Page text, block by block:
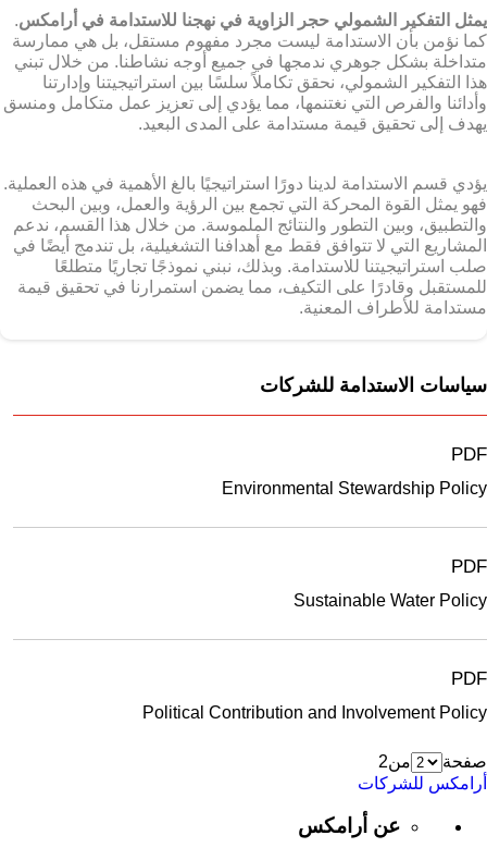
يمثل التفكير الشمولي حجر الزاوية في نهجنا للاستدامة في أرامكس.
كما نؤمن بأن الاستدامة ليست مجرد مفهوم مستقل، بل هي ممارسة
متداخلة بشكل جوهري ندمجها في جميع أوجه نشاطنا. من خلال تبني
هذا التفكير الشمولي، نحقق تكاملاً سلسًا بين استراتيجيتنا وإدارتنا
وأدائنا والفرص التي نغتنمها، مما يؤدي إلى تعزيز عمل متكامل ومنسق
يهدف إلى تحقيق قيمة مستدامة على المدى البعيد.
يؤدي قسم الاستدامة لدينا دورًا استراتيجيًا بالغ الأهمية في هذه العملية.
فهو يمثل القوة المحركة التي تجمع بين الرؤية والعمل، وبين البحث
والتطبيق، وبين التطور والنتائج الملموسة. من خلال هذا القسم، ندعم
المشاريع التي لا تتوافق فقط مع أهدافنا التشغيلية، بل تندمج أيضًا في
صلب استراتيجيتنا للاستدامة. وبذلك، نبني نموذجًا تجاريًا متطلعًا
للمستقبل وقادرًا على التكيف، مما يضمن استمرارنا في تحقيق قيمة
مستدامة للأطراف المعنية.
سياسات الاستدامة للشركات
PDF
Environmental Stewardship Policy
PDF
Sustainable Water Policy
PDF
Political Contribution and Involvement Policy
صفحة من2
أرامكس للشركات
عن أرامكس